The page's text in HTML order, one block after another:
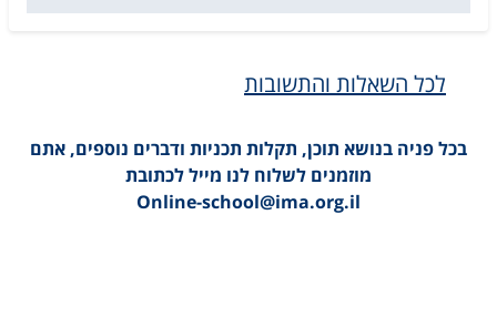
לכל השאלות והתשובות
בכל פניה בנושא תוכן, תקלות תכניות ודברים נוספים, אתם
מוזמנים לשלוח לנו מייל לכתובת
Online-school@ima.org.il